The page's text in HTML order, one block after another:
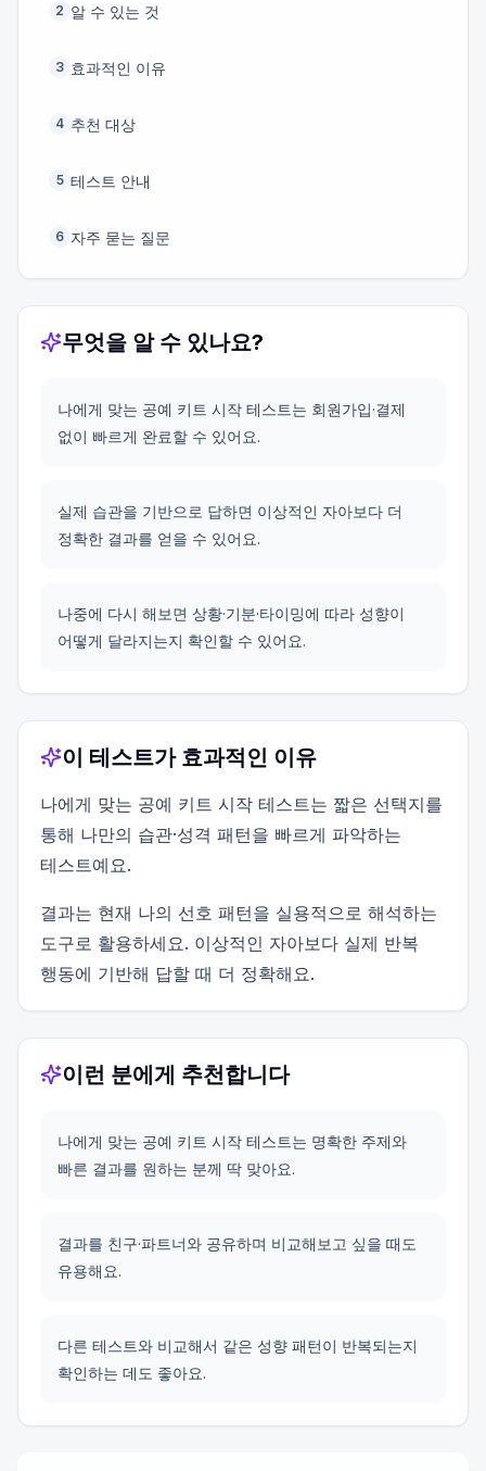
2 알 수 있는 것
3 효과적인 이유
4 추천 대상
5 테스트 안내
6 자주 묻는 질문
무엇을 알 수 있나요?
나에게 맞는 공예 키트 시작 테스트는 회원가입·결제
없이 빠르게 완료할 수 있어요.
실제 습관을 기반으로 답하면 이상적인 자아보다 더
정확한 결과를 얻을 수 있어요.
나중에 다시 해보면 상황·기분·타이밍에 따라 성향이
어떻게 달라지는지 확인할 수 있어요.
이 테스트가 효과적인 이유
나에게 맞는 공예 키트 시작 테스트는 짧은 선택지를
통해 나만의 습관·성격 패턴을 빠르게 파악하는
테스트예요.
결과는 현재 나의 선호 패턴을 실용적으로 해석하는
도구로 활용하세요. 이상적인 자아보다 실제 반복
행동에 기반해 답할 때 더 정확해요.
이런 분에게 추천합니다
나에게 맞는 공예 키트 시작 테스트는 명확한 주제와
빠른 결과를 원하는 분께 딱 맞아요.
결과를 친구·파트너와 공유하며 비교해보고 싶을 때도
유용해요.
다른 테스트와 비교해서 같은 성향 패턴이 반복되는지
확인하는 데도 좋아요.